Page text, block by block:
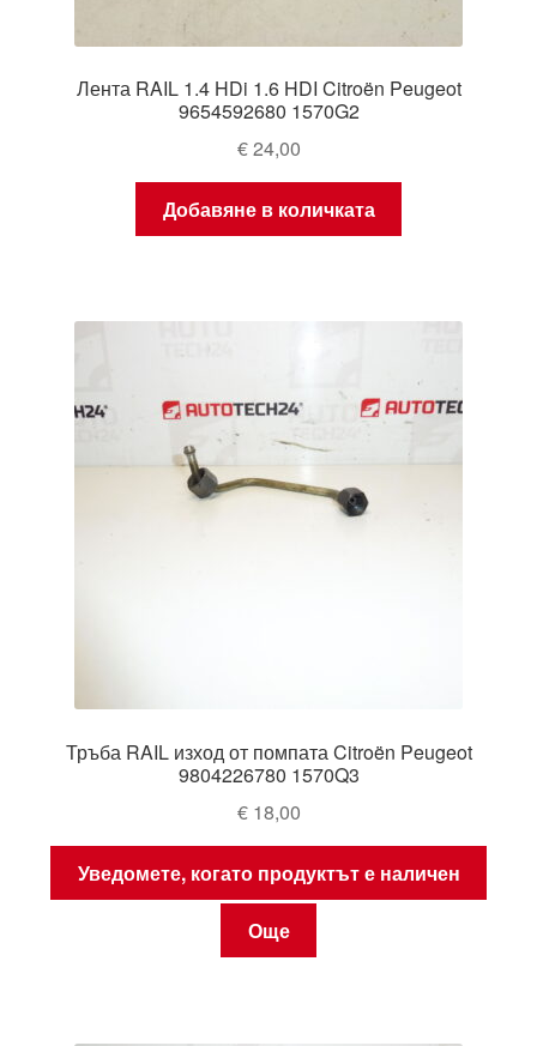
Лента RAIL 1.4 HDi 1.6 HDI Citroën Peugeot
9654592680 1570G2
€24,00
Добавяне в количката
Тръба RAIL изход от помпата Citroën Peugeot
9804226780 1570Q3
€18,00
Уведомете, когато продуктът е наличен
Още